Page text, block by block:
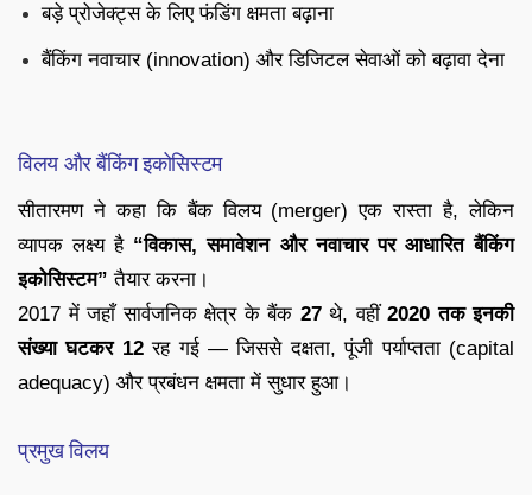
बड़े प्रोजेक्ट्स के लिए फंडिंग क्षमता बढ़ाना
बैंकिंग नवाचार (innovation) और डिजिटल सेवाओं को बढ़ावा देना
विलय और बैंकिंग इकोसिस्टम
सीतारमण ने कहा कि बैंक विलय (merger) एक रास्ता है, लेकिन
व्यापक लक्ष्य है “विकास, समावेशन और नवाचार पर आधारित बैंकिंग
इकोसिस्टम” तैयार करना।
2017 में जहाँ सार्वजनिक क्षेत्र के बैंक 27थे, वहीं 2020 तक इनकी
संख्या घटकर 12रह गई — जिससे दक्षता, पूंजी पर्याप्तता (capital
adequacy) और प्रबंधन क्षमता में सुधार हुआ।
प्रमुख विलय